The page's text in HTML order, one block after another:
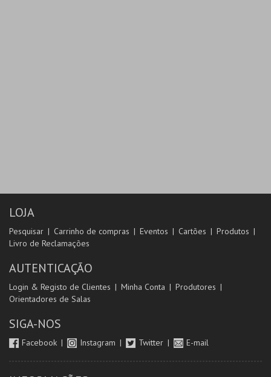
LOJA
Pesquisar Carrinho de compras Eventos Cartões
Produtos
Livro de Reclamações
AUTENTICAÇÃO
Login & Registo de Clientes Minha Conta
Produtores
Orientadores de Salas
SIGA-NOS
Facebook Instagram Twitter E-mail